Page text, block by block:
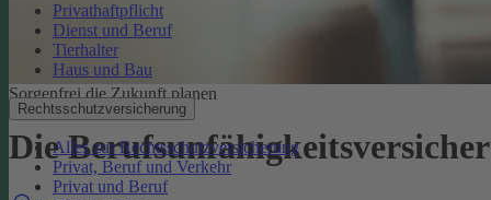
Privathaftpflicht
Dienst und Beruf
Tierhalter
Haus und Bau
Rechtsschutzversicherung
Alles zur Rechtsschutzversicherung
Privat, Beruf und Verkehr
Privat und Beruf
Sorgenfrei die Zukunft planen
Die